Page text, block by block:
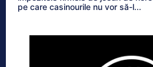
pe care casinourile nu vor să-l...